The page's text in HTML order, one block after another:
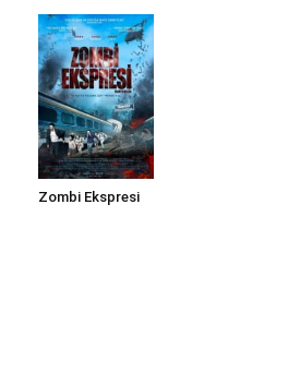
Zombi Ekspresi